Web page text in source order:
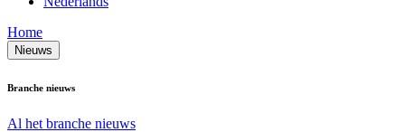
Home
Nieuws
Branche nieuws
Al het branche nieuws